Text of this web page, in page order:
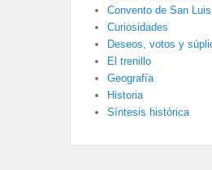
Convento de San Luis
Curiosidades
Deseos, votos y
El trenillo
Geografía
Historia
Síntesis histórica